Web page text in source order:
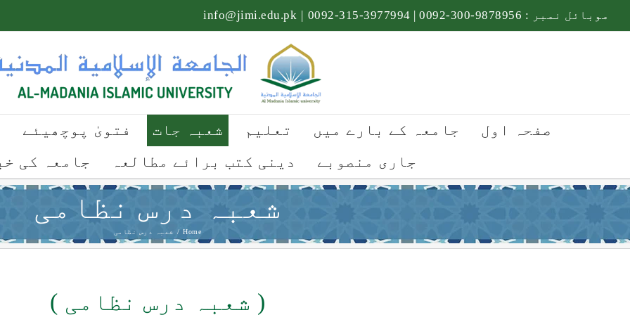
to
موبائل نمبر : 9878956-300-0092
|
3977994-315-0092
|
info@jimi.edu.pk
صفحہ اول جامعہ کے بارے میں تعلیم شعبہ جات فتویٰ پوچھیئے
جاری منصوبے
دینی کتب برائے مطالعہ جامعہ کی
شعبہ درس نظامی
Home
/ شعبہ درس نظامی
( شعبہ درس نظامی )